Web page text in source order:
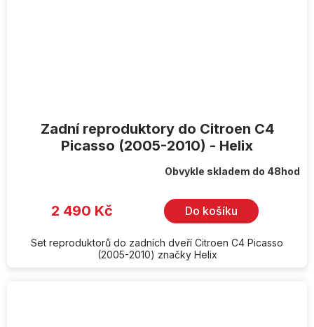
Zadní reproduktory do Citroen C4
Picasso (2005-2010) - Helix
Obvykle skladem do 48hod
2 490 Kč Do košíku
Set reproduktorů do zadních dveří Citroen C4 Picasso
(2005-2010) značky Helix